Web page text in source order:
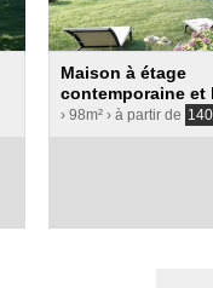
Maison à étage
contemporaine et
› 98m² › à partir de